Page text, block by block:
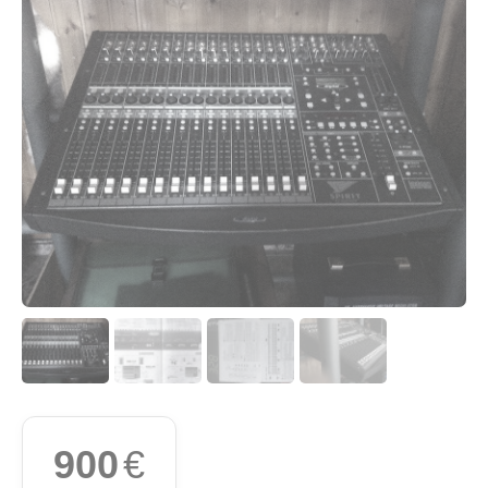
900€